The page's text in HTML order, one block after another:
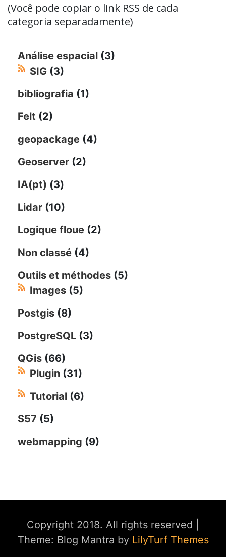
(Você pode copiar o link RSS de cada
categoria separadamente)
Análise espacial (3)
SIG (3)
bibliografia (1)
Felt (2)
geopackage (4)
Geoserver (2)
IA(pt) (3)
Lidar (10)
Logique floue (2)
Non classé (4)
Outils et méthodes (5)
Images (5)
Postgis (8)
PostgreSQL (3)
QGis (66)
Plugin (31)
Tutorial (6)
S57 (5)
webmapping (9)
Copyright 2018. All rights reserved
Theme: Blog Mantra by LilyTurf Themes